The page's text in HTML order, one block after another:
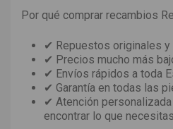
Por qué comprar recambios
✔ Repuestos originales y
✔ Precios mucho más
✔ Envíos rápidos a toda
✔ Garantía en todas las
✔ Atención personalizada
encontrar lo que necesitas.